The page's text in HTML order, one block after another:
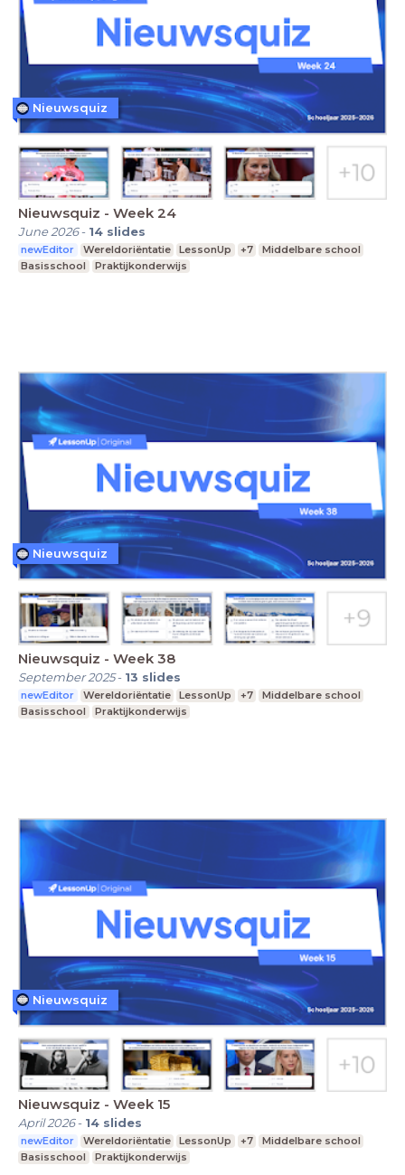
Nieuwsquiz - Week 24
June 2026- 14 slides
newEditor Wereldoriëntatie LessonUp +7
Middelbare school
Basisschool
Praktijkonderwijs
Nieuwsquiz
Nieuwsquiz - Week 38
September 2025- 13 slides
newEditor Wereldoriëntatie LessonUp +7
Middelbare school
Basisschool
Praktijkonderwijs
Nieuwsquiz
Nieuwsquiz - Week 15
April 2026- 14 slides
newEditor Wereldoriëntatie LessonUp +7
Middelbare school
Basisschool
Praktijkonderwijs
Nieuwsquiz